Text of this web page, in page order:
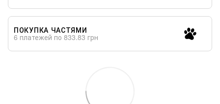
ПОКУПКА ЧАСТЯМИ
6 платежей по 833.83 грн